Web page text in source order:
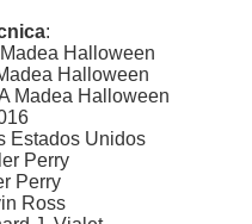
:
Halloween
Halloween
Madea Halloween
Estados Unidos
Perry
Perry
Ross